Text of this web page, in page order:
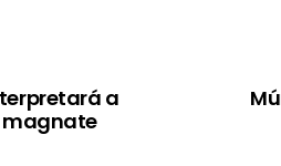
a
magnate